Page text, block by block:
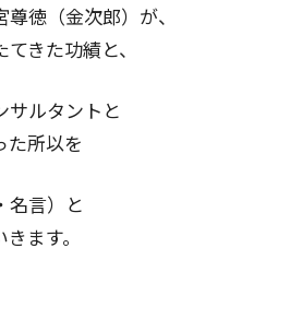
徳（金次郎）が、
きた功績と、
サルタントと
た所以を
名言）と
ます。